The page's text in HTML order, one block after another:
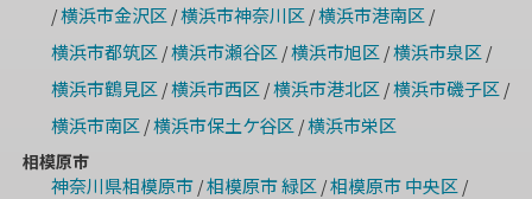
/横浜市金沢区 /横浜市神奈川区 /横浜市港南区 /
横浜市都筑区 /横浜市瀬谷区 /横浜市旭区 /横浜市泉区 /
横浜市鶴見区 /横浜市西区 /横浜市港北区 /横浜市磯子区 /
横浜市南区 /横浜市保土ケ谷区 /横浜市栄区
相模原市
神奈川県相模原市/相模原市 緑区 /相模原市 中央区 /